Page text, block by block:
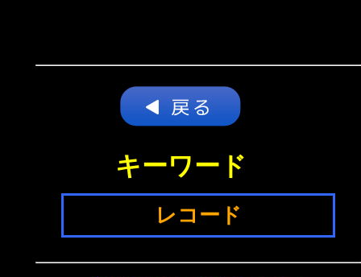
キーワード
レコード